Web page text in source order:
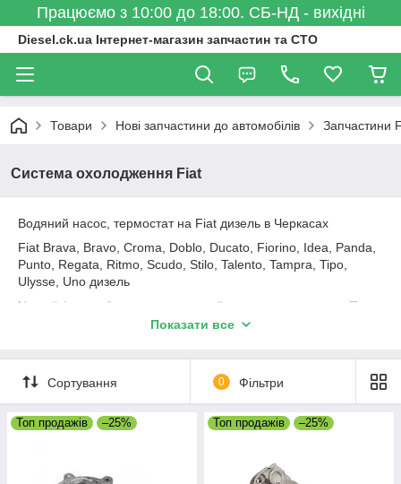
Працюємо з 10:00 до 18:00. СБ-НД - вихідні
Diesel.ck.ua Інтернет-магазин запчастин та СТО
Товари Нові запчастини до автомобілів Запчастини
Система охолодження Fiat
Водяний насос, термостат на Fiat дизель в Черкасах
Fiat Brava, Bravo, Croma, Doblo, Ducato, Fiorino, Idea, Panda,
Punto, Regata, Ritmo, Scudo, Stilo, Talento, Tampra, Tipo,
Ulysse, Uno дизель
На сайті може бути представлений не весь асортимент. Про
наявність і аналогах запитуйте по E-Mail або за телефоном.
Hella, Hepu, Ruville, SKF, Thermotec, Valeo.
Помпа води, термостат, корпус термостата, антифриз,
радіатор, інтеркулер, прокладки, патрубки, фланець, датчик
температури охолоджуючої рідини, температурний датчик,
Показати все
Сортування 0 Фільтри
Топ продажів –25% Топ продажів –25%